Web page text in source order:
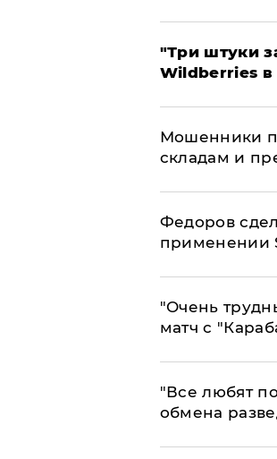
"Три штуки
Wildberries в
Мошенники
складам и
Федоров
применении
"Очень
матч с
​"Все любят
обмена